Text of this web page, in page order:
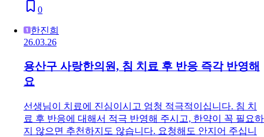
0
한진희
26.03.26
용산구 사랑한의원, 침 치료 후 반응 즉각 반영해
요
선생님이 치료에 진심이시고 엄청 적극적이십니다. 침 치
료 후 반응에 대해서 적극 반영해 주시고, 한약이 꼭 필요하
지 않으면 추천하지도 않습니다. 요청해도 안지어 주십니